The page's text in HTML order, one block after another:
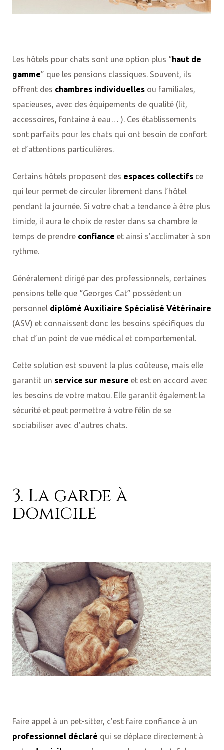
Les hôtels pour chats sont une option plus “haut de
gamme” que les pensions classiques. Souvent, ils
offrent des chambres individuelles ou familiales,
spacieuses, avec des équipements de qualité (lit,
accessoires, fontaine à eau… ). Ces établissements
sont parfaits pour les chats qui ont besoin de confort
et d’attentions particulières.
Certains hôtels proposent des espaces collectifs ce
qui leur permet de circuler librement dans l’hôtel
pendant la journée. Si votre chat a tendance à être plus
timide, il aura le choix de rester dans sa chambre le
temps de prendre confiance et ainsi s’acclimater à son
rythme.
Généralement dirigé par des professionnels, certaines
pensions telle que “Georges Cat” possèdent un
personnel diplômé Auxiliaire Spécialisé Vétérinaire
(ASV) et connaissent donc les besoins spécifiques du
chat d’un point de vue médical et comportemental.
Cette solution est souvent la plus coûteuse, mais elle
garantit un service sur mesure et est en accord avec
les besoins de votre matou. Elle garantit également la
sécurité et peut permettre à votre félin de se
sociabiliser avec d’autres chats.
3. La garde à
domicile
Faire appel à un pet-sitter, c’est faire confiance à un
professionnel déclaré qui se déplace directement à